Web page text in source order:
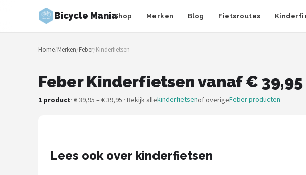
Bicycle ManiaShop Merken Blog Fietsroutes
Zoeken
NAVIGATIE
Merken
Home/Merken/Feber/Kinderfietsen
Feber Kinderfietsen vanaf € 39,95
1 product· € 39,95 – € 39,95 · Bekijk allekinderfietsenof overigeFeber producten
Lees ook over kinderfietsen